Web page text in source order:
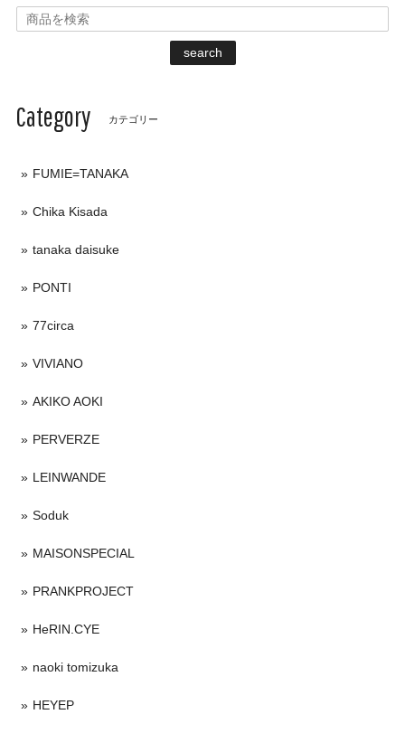
search
Category カテゴリー
FUMIE=TANAKA
Chika Kisada
tanaka daisuke
PONTI
77circa
VIVIANO
AKIKO AOKI
PERVERZE
LEINWANDE
Soduk
MAISONSPECIAL
PRANKPROJECT
HeRIN.CYE
naoki tomizuka
HEYEP